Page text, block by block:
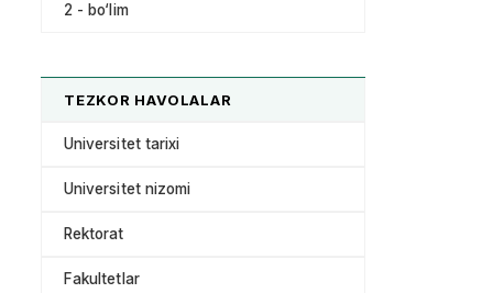
2 - bo‘lim
TEZKOR HAVOLALAR
Universitet tarixi
Universitet nizomi
Rektorat
Fakultetlar